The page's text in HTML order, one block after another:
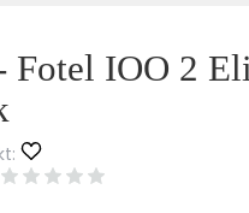
Fotel IOO 2